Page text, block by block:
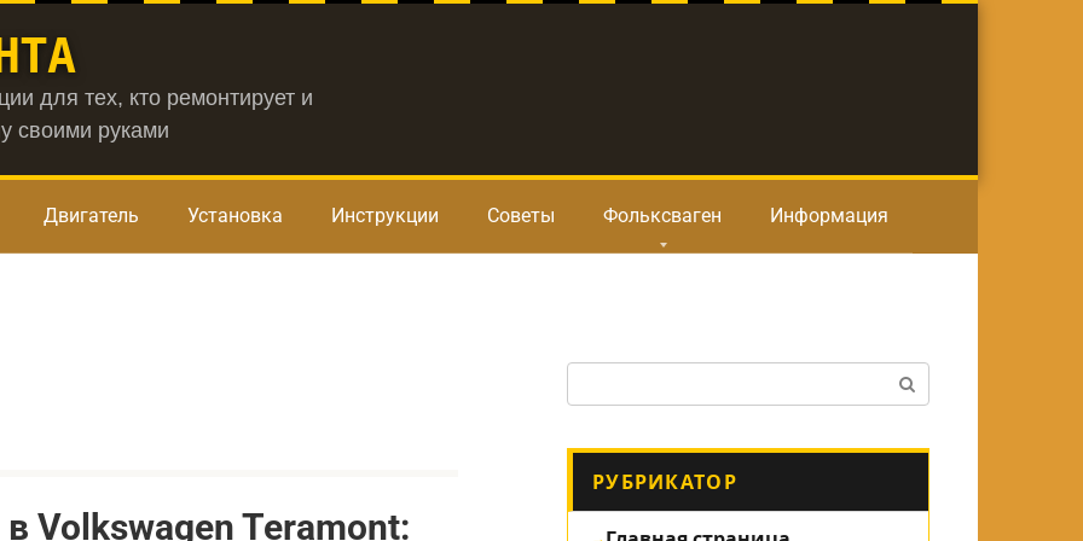
для тех, кто ремонтирует и
своими руками
Двигатель Установка Инструкции Советы Фольксваген Информация
Volkswagen Teramont:
РУБРИКАТОР